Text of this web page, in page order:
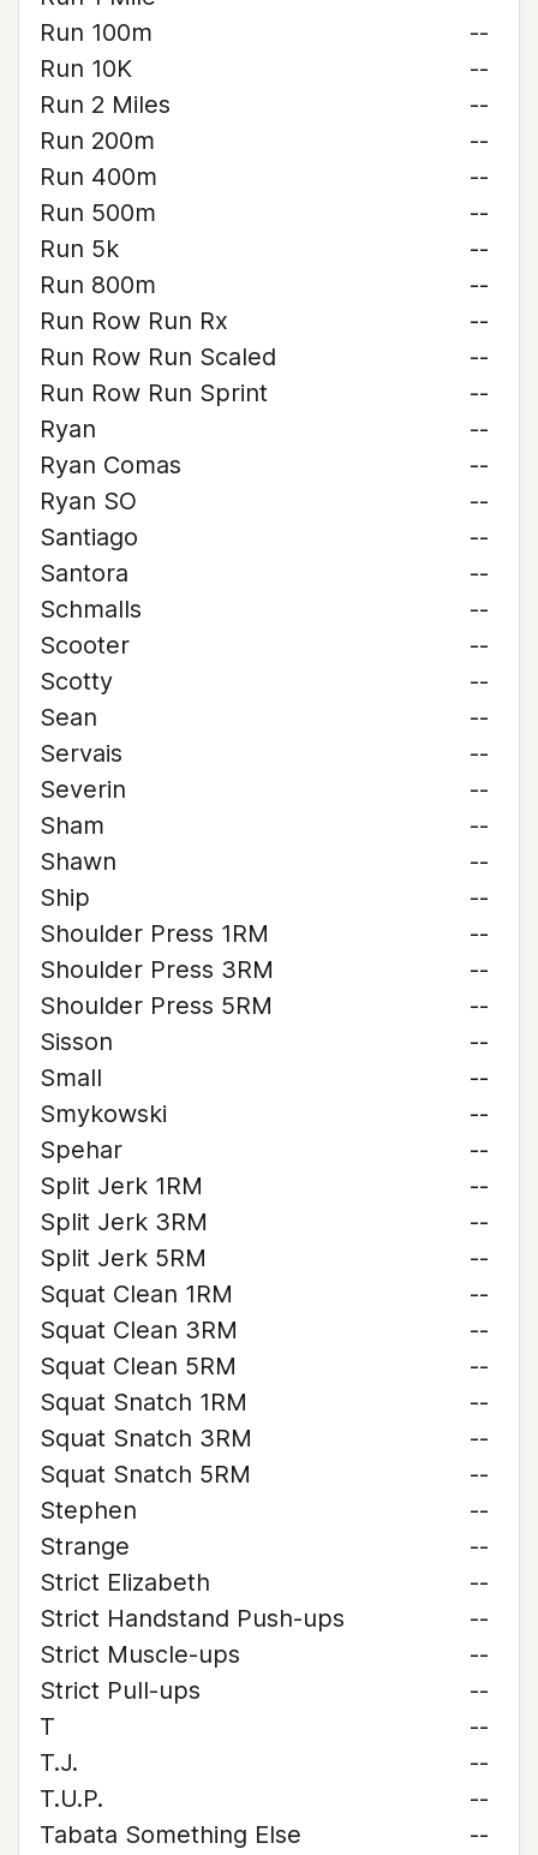
Run 100m
--
Run 10K
--
Run 2 Miles
--
Run 200m
--
Run 400m
--
Run 500m
--
Run 5k
--
Run 800m
--
Run Row Run Rx
--
Run Row Run Scaled
--
Run Row Run Sprint
--
Ryan
--
Ryan Comas
--
Ryan SO
--
Santiago
--
Santora
--
Schmalls
--
Scooter
--
Scotty
--
Sean
--
Servais
--
Severin
--
Sham
--
Shawn
--
Ship
--
Shoulder Press 1RM
--
Shoulder Press 3RM
--
Shoulder Press 5RM
--
Sisson
--
Small
--
Smykowski
--
Spehar
--
Split Jerk 1RM
--
Split Jerk 3RM
--
Split Jerk 5RM
--
Squat Clean 1RM
--
Squat Clean 3RM
--
Squat Clean 5RM
--
Squat Snatch 1RM
--
Squat Snatch 3RM
--
Squat Snatch 5RM
--
Stephen
--
Strange
--
Strict Elizabeth
--
Strict Handstand Push-ups
--
Strict Muscle-ups
--
Strict Pull-ups
--
T
--
T.J.
--
T.U.P.
--
Tabata Something Else
--